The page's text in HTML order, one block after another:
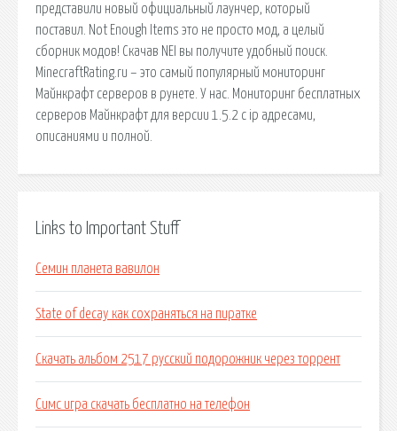
представили новый официальный лаунчер, который
поставил. Not Enough Items это не просто мод, а целый
сборник модов! Скачав NEI вы получите удобный поиск.
MinecraftRating.ru – это самый популярный мониторинг
Майнкрафт серверов в рунете. У нас. Мониторинг бесплатных
серверов Майнкрафт для версии 1.5.2 с ip адресами,
описаниями и полной.
Links to Important Stuff
Семин планета вавилон
State of decay как сохраняться на пиратке
Скачать альбом 2517 русский подорожник через торрент
Симс игра скачать бесплатно на телефон